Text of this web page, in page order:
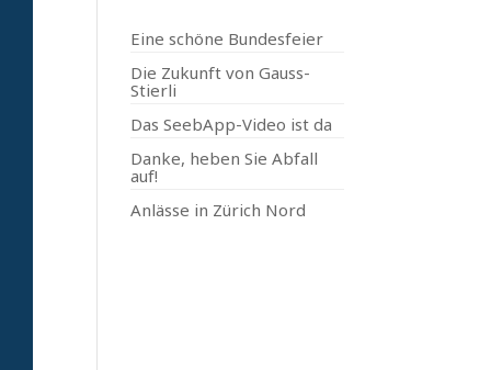
Eine schöne Bundesfeier
Die Zukunft von Gauss-
Stierli
Das SeebApp-Video ist da
Danke, heben Sie Abfall
auf!
Anlässe in Zürich Nord